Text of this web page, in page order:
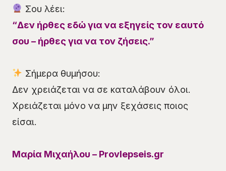
Σου λέει:
“Δεν ήρθες εδώ για να εξηγείς τον εαυτό
σου – ήρθες για να τον ζήσεις.”
Σήμερα θυμήσου:
Δεν χρειάζεται να σε καταλάβουν όλοι.
Χρειάζεται μόνο να μην ξεχάσεις ποιος
είσαι.
Μαρία Μιχαήλου – Provlepseis.gr